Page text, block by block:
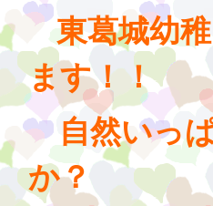
東葛城幼
ます！！
自然いっぱ
か？